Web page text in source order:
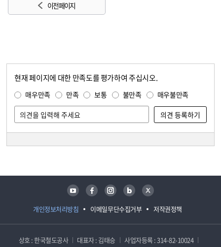
이전 페이지
현재 페이지에 대한 만족도를 평가하여 주십시오.
매우만족 만족 보통 불만족 매우불만족
개인정보처리방침 이메일무단수집거부 저작권정책
유튜브 페이스북 인스타그램 블로그 트위터
상호 : 한국철도공사 대표자 : 김태승 사업자등록 : 314-82-10024